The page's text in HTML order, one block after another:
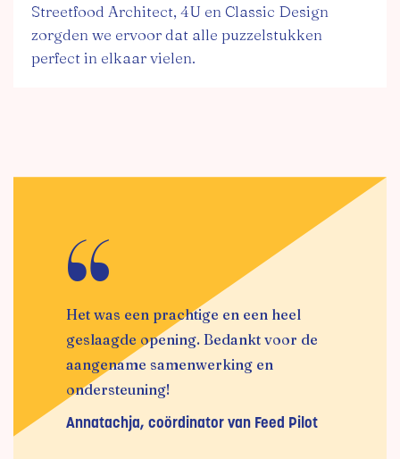
Streetfood Architect, 4U en Classic Design
zorgden we ervoor dat alle puzzelstukken
perfect in elkaar vielen.
Het was een prachtige en een heel
geslaagde opening. Bedankt voor de
aangename samenwerking en
ondersteuning!
Annatachja, coördinator van Feed Pilot